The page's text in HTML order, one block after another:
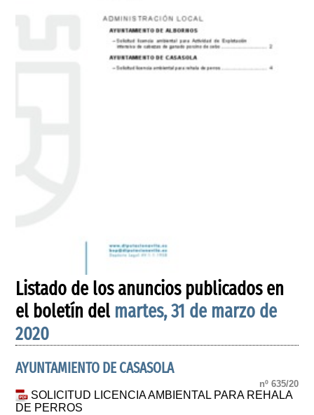
Listado de los anuncios publicados en
el boletín del martes, 31 de marzo de
2020
AYUNTAMIENTO DE CASASOLA
nº 635/20
SOLICITUD LICENCIA AMBIENTAL PARA REHALA
DE PERROS